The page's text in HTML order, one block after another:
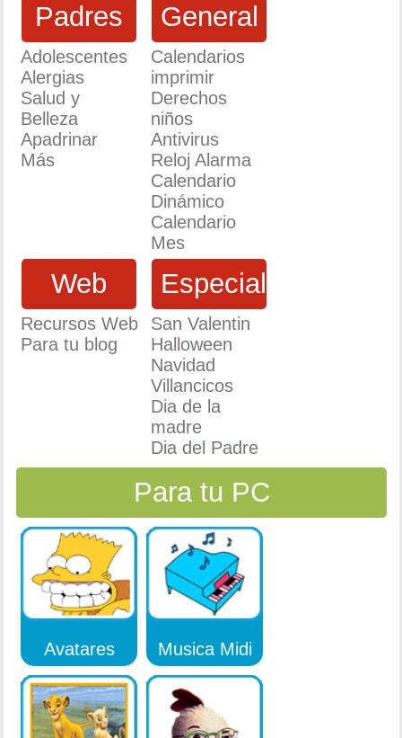
Padres
Adolescentes
Alergias
Salud y
Belleza
Apadrinar
Más
General
Calendarios
imprimir
Derechos
niños
Antivirus
Reloj Alarma
Calendario
Dinámico
Calendario
Mes
Web
Recursos Web
Para tu blog
Especiales
San Valentin
Halloween
Navidad
Villancicos
Dia de la
madre
Dia del Padre
Para tu PC
Avatares Musica Midi